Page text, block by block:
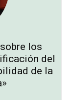
los
del
de la